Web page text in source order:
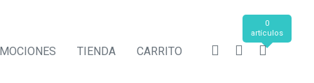
TIENDA CARRITO
0
artículos